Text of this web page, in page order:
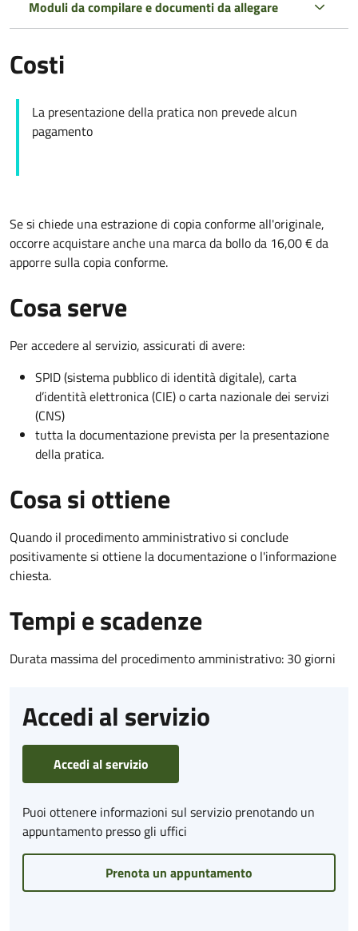
Moduli da compilare e documenti da allegare
Costi
La presentazione della pratica non prevede alcun
pagamento
Se si chiede una estrazione di copia conforme all'originale,
occorre acquistare anche una marca da bollo da 16,00 € da
apporre sulla copia conforme.
Cosa serve
Per accedere al servizio, assicurati di avere:
SPID (sistema pubblico di identità digitale), carta
d’identità elettronica (CIE) o carta nazionale dei servizi
(CNS)
tutta la documentazione prevista per la presentazione
della pratica.
Cosa si ottiene
Quando il procedimento amministrativo si conclude
positivamente si ottiene la documentazione o l'informazione
chiesta.
Tempi e scadenze
Durata massima del procedimento amministrativo: 30 giorni
Accedi al servizio
Accedi al servizio
Puoi ottenere informazioni sul servizio prenotando un
appuntamento presso gli uffici
Prenota un appuntamento